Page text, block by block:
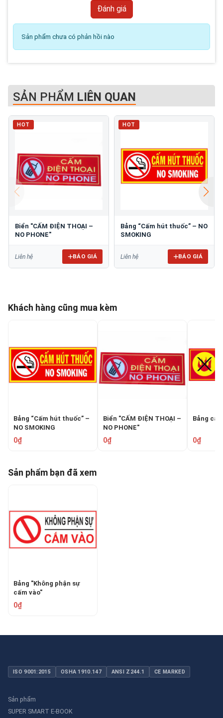
Sản phẩm chưa có phản hồi nào
SẢN PHẨM LIÊN QUAN
HOT
Biển "CẤM ĐIỆN THOẠI –
NO PHONE"
Liên hệ BÁO GIÁ
HOT
Bảng “Cấm hút thuốc” – NO
SMOKING
Liên hệ BÁO GIÁ
Khách hàng cũng mua kèm
Bảng “Cấm hút thuốc” –
NO SMOKING
0₫
Biển "CẤM ĐIỆN THOẠI –
NO PHONE"
0₫
Bảng
0₫
Sản phẩm bạn đã xem
Bảng "Không phận sự
cấm vào"
0₫
ISO 9001:2015 OSHA 1910.147 ANSI Z244.1 CE MARKED
Sản phẩm
SUPER SMART E-BOOK